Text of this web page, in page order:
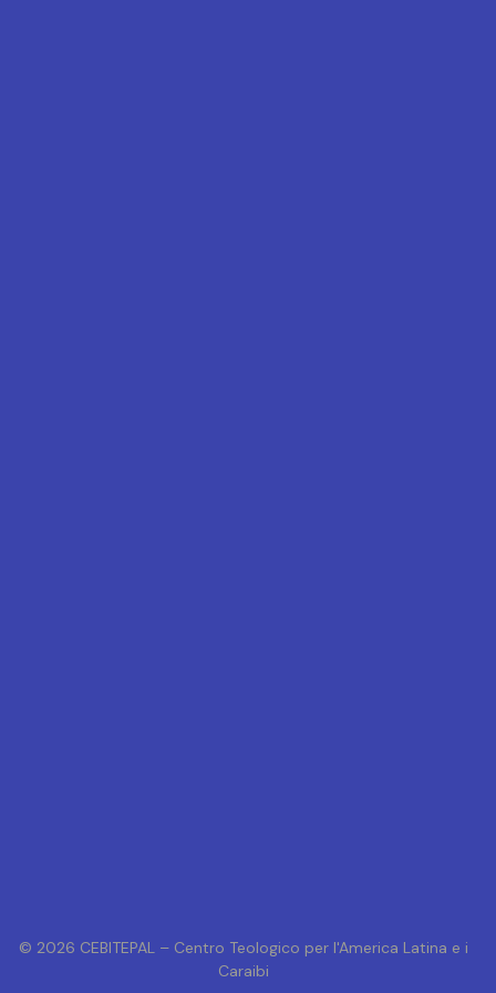
© 2026 CEBITEPAL – Centro Teologico per l'America Latina e i
Caraibi